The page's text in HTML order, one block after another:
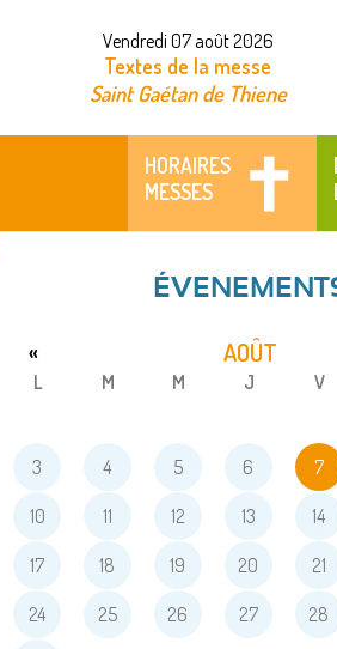
Vendredi 07 août 2026
Textes de la messe
Saint Gaétan de Thiene
HORAIRES
MESSES
AOÛT
«
L M M J V
3 4 5 6 7
10 11 12 13 14
17 18 19 20 21
24 25 26 27 28